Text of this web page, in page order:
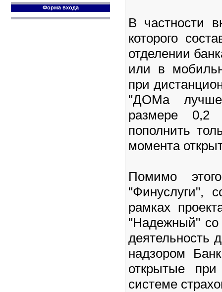
Форма входа
В частности
которого
отделении
или в
при
"ДОМа
размере 0,2
пополнить
момента
Помимо
"Финуслуги",
рамках
"Надежный" со
деятельность
надзором
открытые
системе